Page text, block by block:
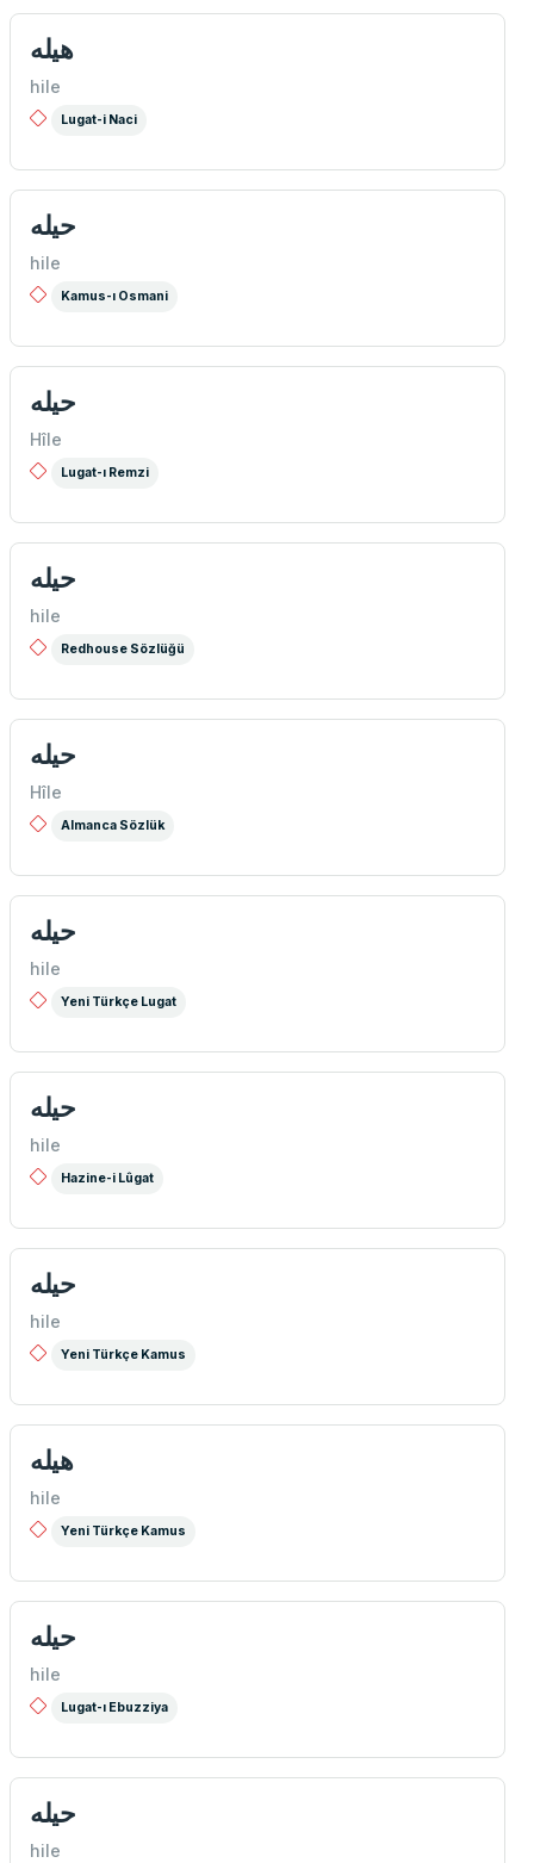
هیله
hile
Lugat-i Naci
حیله
hile
Kamus-ı Osmani
حیله
Hîle
Lugat-ı Remzi
حیله
hile
Redhouse Sözlüğü
حیله
Hîle
Almanca Sözlük
حيله
hile
Yeni Türkçe Lugat
حیله
hile
Hazine-i Lûgat
حیله
hile
Yeni Türkçe Kamus
هیله
hile
Yeni Türkçe Kamus
حیله
hile
Lugat-ı Ebuzziya
حیله
hile